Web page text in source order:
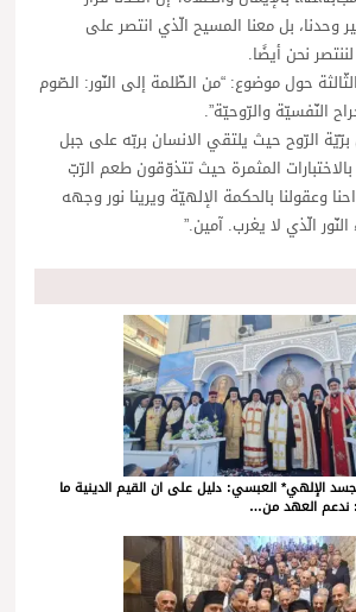
وحدنا، بل معنا المسيح الّذي انتصر على
نحن أيضًا.
حول موضوع: “من الظّلمة إلى النّور: الصّوم
النّفسيّة والرّوحيّة”.
الرّوح حيث يلتقي الانسان بربّه على جبل
بالاختبارات المثمرة حيث تتذوّقون طعم الرّبّ
وعقولنا بالحكمة الإلهيّة ويرينا نور وجهه
الّذي لا يغرب. آمين.”
الإلهي* العبسي: دليل على ان القيم الدينية ما
ندعم العهد من…